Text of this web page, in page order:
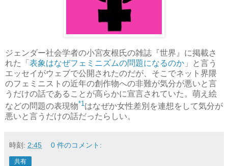
ジェンダー社会学者の小宮友根氏の雑誌『世界』に掲載さ
れた「 表象はなぜフェミニズムの問題になるのか 」と言う
エッセイがウェブで公開されたのだが、そこでネット界隈
のフェミニストの近年の創作物への非難が気分が悪いと言
うだけの話であることが高らかに宣言されていた。萌え絵
などの問題の表現物*1はなぜか女性差別を連想をして気分が
悪いと言うだけの話だったらしい。
時刻: 2:45 0 件のコメント:
共有